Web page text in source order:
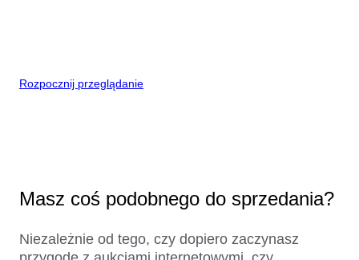
Rozpocznij przeglądanie
Masz coś podobnego do sprzedania?
Niezależnie od tego, czy dopiero zaczynasz